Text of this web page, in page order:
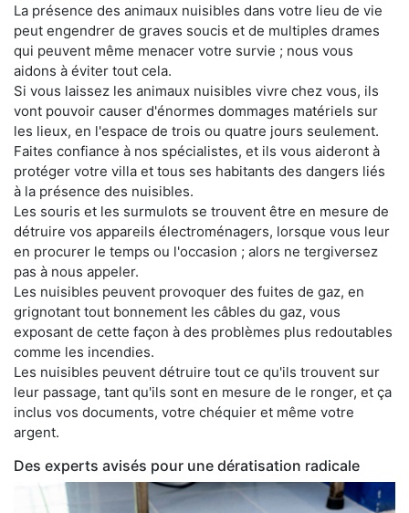
La présence des animaux nuisibles dans votre lieu de vie
peut engendrer de graves soucis et de multiples drames
qui peuvent même menacer votre survie ; nous vous
aidons à éviter tout cela.
Si vous laissez les animaux nuisibles vivre chez vous, ils
vont pouvoir causer d'énormes dommages matériels sur
les lieux, en l'espace de trois ou quatre jours seulement.
Faites confiance à nos spécialistes, et ils vous aideront à
protéger votre villa et tous ses habitants des dangers liés
à la présence des nuisibles.
Les souris et les surmulots se trouvent être en mesure de
détruire vos appareils électroménagers, lorsque vous leur
en procurer le temps ou l'occasion ; alors ne tergiversez
pas à nous appeler.
Les nuisibles peuvent provoquer des fuites de gaz, en
grignotant tout bonnement les câbles du gaz, vous
exposant de cette façon à des problèmes plus redoutables
comme les incendies.
Les nuisibles peuvent détruire tout ce qu'ils trouvent sur
leur passage, tant qu'ils sont en mesure de le ronger, et ça
inclus vos documents, votre chéquier et même votre
argent.
Des experts avisés pour une dératisation radicale